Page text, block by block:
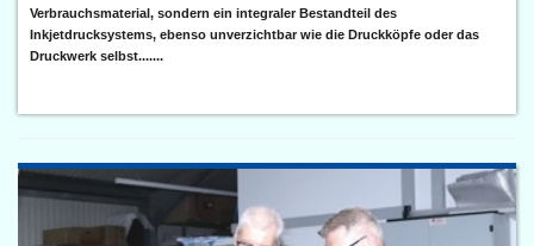
Verbrauchsmaterial, sondern ein integraler Bestandteil des
Inkjetdrucksystems, ebenso unverzichtbar wie die Druckköpfe oder das
Druckwerk selbst.......